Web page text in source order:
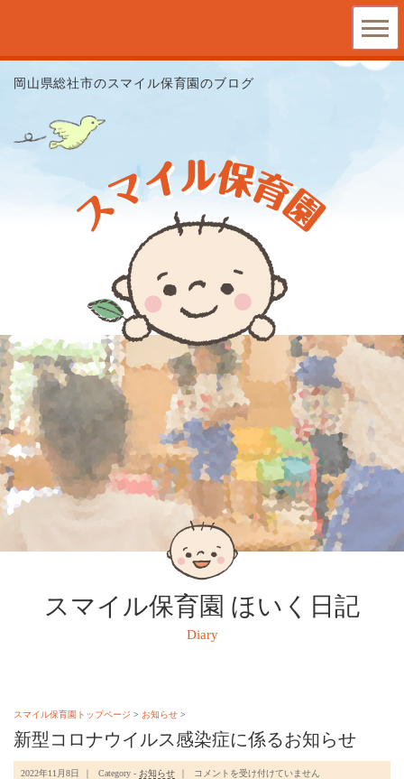
岡山県総社市のスマイル保育園のブログ
スマイル保育園 ほいく日記
Diary
スマイル保育園トップページ > お知らせ >
新型コロナウイルス感染症に係るお知らせ
2022年11月8日 Category - お知らせ
新
コメントを受け付けていません